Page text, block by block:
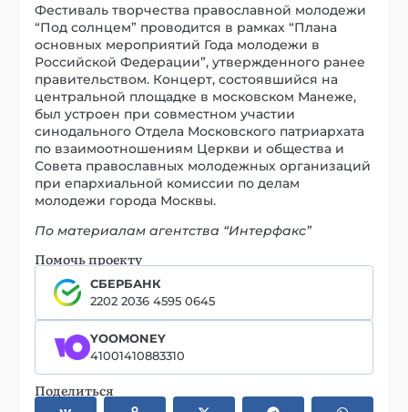
Фестиваль творчества православной молодежи
“Под солнцем” проводится в рамках “Плана
основных мероприятий Года молодежи в
Российской Федерации”, утвержденного ранее
правительством. Концерт, состоявшийся на
центральной площадке в московском Манеже,
был устроен при совместном участии
синодального Отдела Московского патриархата
по взаимоотношениям Церкви и общества и
Совета православных молодежных организаций
при епархиальной комиссии по делам
молодежи города Москвы.
По материалам агентства “Интерфакс”
Помочь проекту
СБЕРБАНК
2202 2036 4595 0645
YOOMONEY
41001410883310
Поделиться